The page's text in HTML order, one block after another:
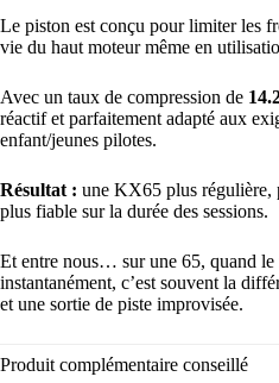
Le piston est conçu pour limiter les
vie du haut moteur même en
Avec un taux de compression de
réactif et parfaitement adapté aux
enfant/jeunes pilotes.
Résultat : une KX65 plus régulière,
plus fiable sur la durée des sessions.
Et entre nous… sur une 65, quand le
instantanément, c’est souvent la
et une sortie de piste improvisée.
Produit complémentaire conseillé